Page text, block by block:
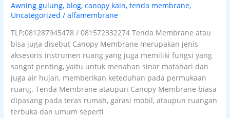
Awning gulung, blog,canopy kain,tenda membrane,
Uncategorized /alfamembrane
TLP;081287945478 / 081572332274 Tenda Membrane atau
bisa juga disebut Canopy Membrane merupakan jenis
aksesoris instrumen ruang yang juga memiliki fungsi yang
sangat penting, yaitu untuk menahan sinar matahari dan
juga air hujan, memberikan keteduhan pada permukaan
ruang. Tenda Membrane ataupun Canopy Membrane biasa
dipasang pada teras rumah, garasi mobil, ataupun ruangan
terbuka dan umum seperti